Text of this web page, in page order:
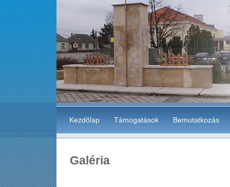
Kezdőlap Támogatások Bemutatkozás
Galéria